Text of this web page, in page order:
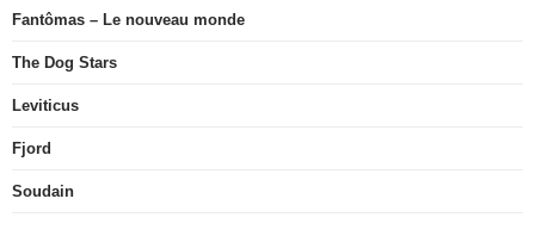
Fantômas – Le nouveau monde
The Dog Stars
Leviticus
Fjord
Soudain